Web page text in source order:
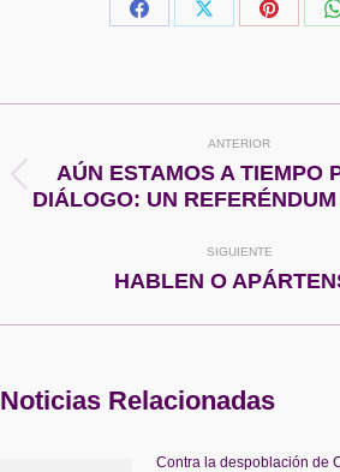
Share
Share
Share
entre
ANTERIOR
Publicación
anterior:
AÚN ESTAMOS A TIEMPO
DIÁLOGO: UN
SIGUIENTE
Publicación
HABLEN O
Noticias Relacionadas
Contra la despoblación de